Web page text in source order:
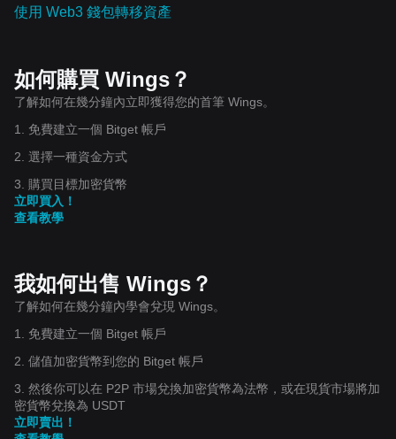
使用 Web3 錢包轉移資產
如何購買 Wings？
了解如何在幾分鐘內立即獲得您的首筆 Wings。
1. 免費建立一個 Bitget 帳戶
2. 選擇一種資金方式
3. 購買目標加密貨幣
立即買入！
查看教學
我如何出售 Wings？
了解如何在幾分鐘內學會兌現 Wings。
1. 免費建立一個 Bitget 帳戶
2. 儲值加密貨幣到您的 Bitget 帳戶
3. 然後你可以在 P2P 市場兌換加密貨幣為法幣，或在現貨市場將加
密貨幣兌換為 USDT
立即賣出！